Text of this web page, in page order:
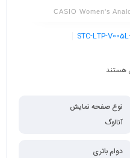
CASIO Women's
STC-LTP-
هستند
نوع صفحه نمایش
آنالوگ
دوام باتری